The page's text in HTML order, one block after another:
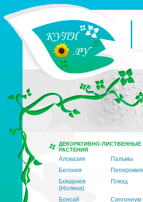
ДЕКОРАТИВНО-ЛИСТВЕННЫЕ
РАСТЕНИЯ
Алоказия
Пальмы
Бегония
Пеперомия
Бокарнея
(Нолина)
Плющ
Бонсай
Сингониум